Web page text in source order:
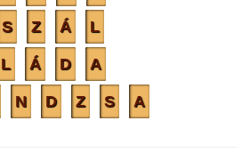
S Z Á L
L Á D A
N D Z S A